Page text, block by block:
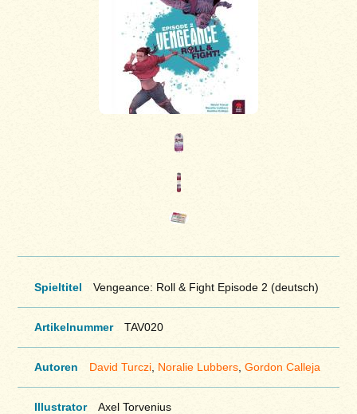
Spieltitel Vengeance: Roll & Fight Episode 2 (deutsch)
Artikelnummer TAV020
Autoren David Turczi, Noralie Lubbers, Gordon Calleja
Illustrator Axel Torvenius